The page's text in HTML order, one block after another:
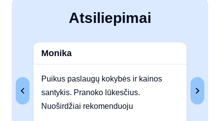
Atsiliepimai
Monika
Puikus paslaugų kokybės ir kainos
santykis. Pranoko lūkesčius.
Nuoširdžiai rekomenduoju